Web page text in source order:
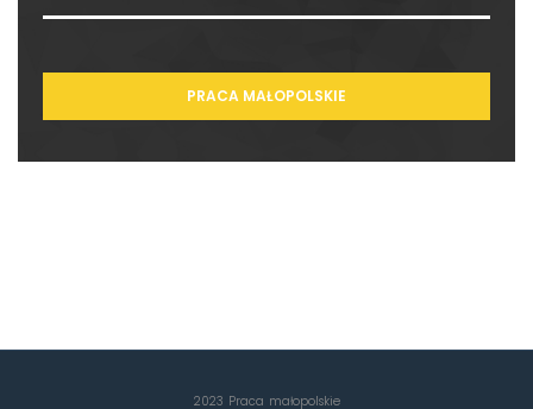
PRACA MAŁOPOLSKIE
2023 Praca małopolskie